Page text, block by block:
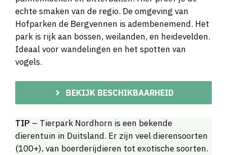
echte smaken van de regio. De omgeving van
Hofparken de Bergvennen is adembenemend. Het
park is rijk aan bossen, weilanden, en heidevelden.
Ideaal voor wandelingen en het spotten van
vogels.
BEKIJK BESCHIKBAARHEID
TIP – Tierpark Nordhorn is een bekende
dierentuin in Duitsland. Er zijn veel dierensoorten
(100+), van boerderijdieren tot exotische soorten.